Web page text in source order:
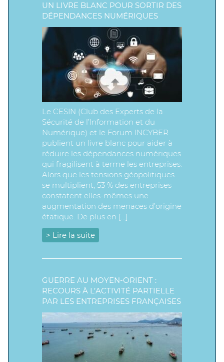
UN LIVRE BLANC POUR SORTIR DES
DÉPENDANCES NUMÉRIQUES
Le CESIN (Club des Experts de la
Sécurité de l’Information et du
Numérique) et le Forum INCYBER
publient un livre blanc pour aider à
réduire les dépendances numériques
qui fragilisent à terme les entreprises.
Alors que les tensions géopolitiques
se multiplient, 53 % des entreprises
constatent elles-mêmes une
augmentation des menaces d’origine
étatique. De plus en […]
> Lire la suite
GUERRE AU MOYEN-ORIENT :
RECOURS À L’ACTIVITÉ PARTIELLE
PAR LES ENTREPRISES FRANÇAISES